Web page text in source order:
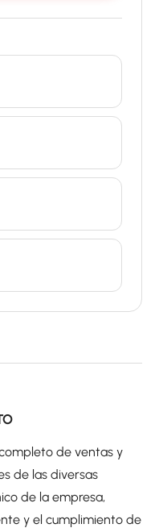
de ventas y
de las diversas
de la empresa,
y el cumplimiento de